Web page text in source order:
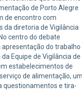
de Porto Alegre
de encontro com
da diretoria de Vigilância
centro do debate
do trabalho
Equipe de Vigilância de
estabelecimentos de
de alimentação, um
questionamentos e tira-